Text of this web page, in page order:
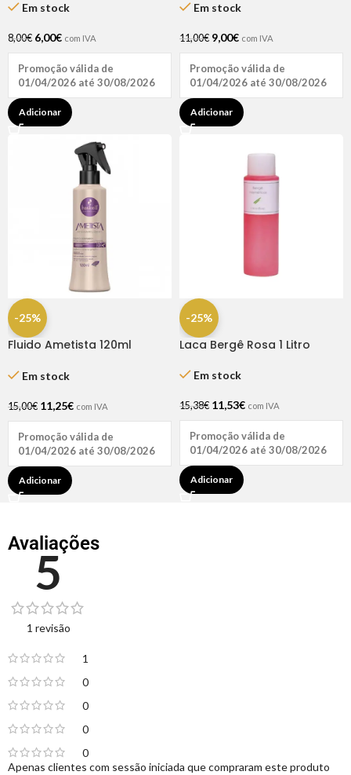
Em stock
8,00€ 6,00€ com IVA
Promoção válida de
01/04/2026 até 30/08/2026
Adicionar
Em stock
11,00€ 9,00€ com IVA
Promoção válida de
01/04/2026 até 30/08/2026
Adicionar
-25%
Fluido Ametista 120ml
Em stock
15,00€ 11,25€ com IVA
Promoção válida de
01/04/2026 até 30/08/2026
Adicionar
-25%
Laca Bergê Rosa 1 Litro
Em stock
15,38€ 11,53€ com IVA
Promoção válida de
01/04/2026 até 30/08/2026
Adicionar
Avaliações
5
1 revisão
1
0
0
0
0
Apenas clientes com sessão iniciada que compraram este produto